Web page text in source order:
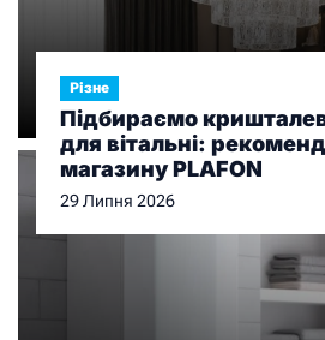
Різне
Підбираємо
для вітальні:
магазину PLAFON
29 Липня 2026